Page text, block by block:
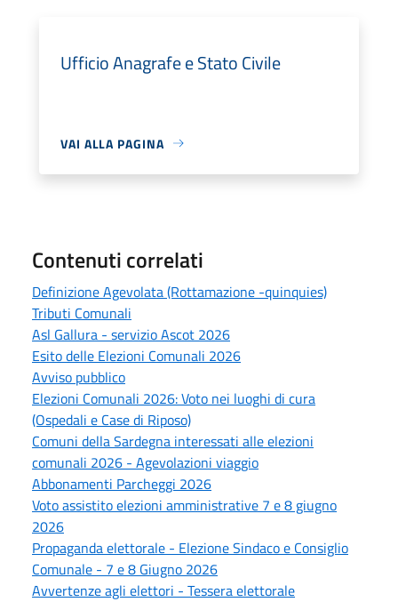
Ufficio Anagrafe e Stato Civile
VAI ALLA PAGINA
Contenuti correlati
Definizione Agevolata (Rottamazione -quinquies)
Tributi Comunali
Asl Gallura - servizio Ascot 2026
Esito delle Elezioni Comunali 2026
Avviso pubblico
Elezioni Comunali 2026: Voto nei luoghi di cura
(Ospedali e Case di Riposo)
Comuni della Sardegna interessati alle elezioni
comunali 2026 - Agevolazioni viaggio
Abbonamenti Parcheggi 2026
Voto assistito elezioni amministrative 7 e 8 giugno
2026
Propaganda elettorale - Elezione Sindaco e Consiglio
Comunale - 7 e 8 Giugno 2026
Avvertenze agli elettori - Tessera elettorale